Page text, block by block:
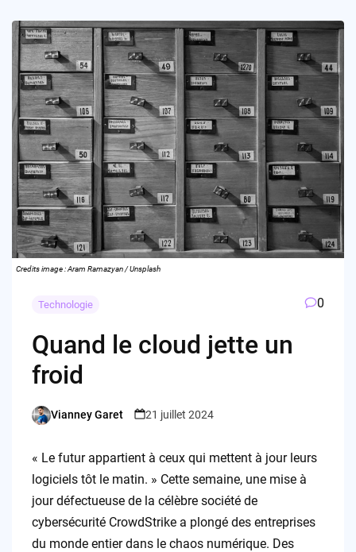
Credits image : Aram Ramazyan / Unsplash
Technologie 0
Quand le cloud jette un
froid
Posted
Vianney Garet 21 juillet 2024
« Le futur appartient à ceux qui mettent à jour leurs
logiciels tôt le matin. » Cette semaine, une mise à
jour défectueuse de la célèbre société de
cybersécurité CrowdStrike a plongé des entreprises
du monde entier dans le chaos numérique. Des